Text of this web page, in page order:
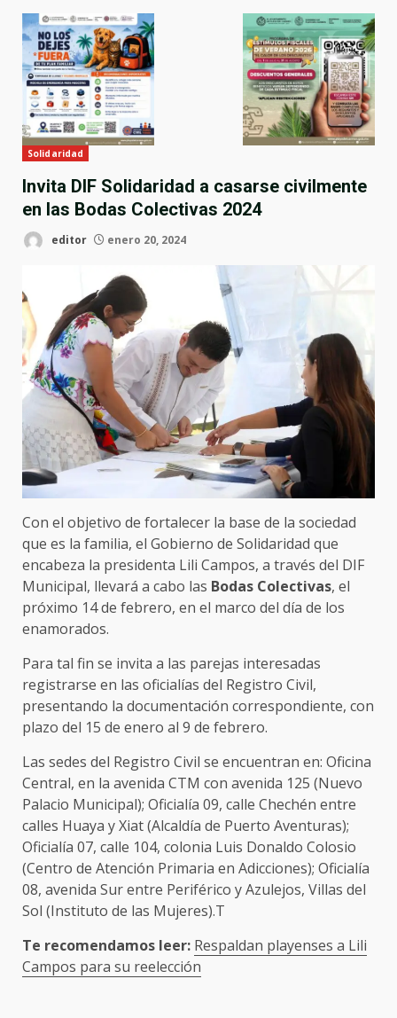
Solidaridad
Invita DIF Solidaridad a casarse civilmente
en las Bodas Colectivas 2024
editor enero 20, 2024
Con el objetivo de fortalecer la base de la sociedad
que es la familia, el Gobierno de Solidaridad que
encabeza la presidenta Lili Campos, a través del DIF
Municipal, llevará a cabo las Bodas Colectivas, el
próximo 14 de febrero, en el marco del día de los
enamorados.
Para tal fin se invita a las parejas interesadas
registrarse en las oficialías del Registro Civil,
presentando la documentación correspondiente, con
plazo del 15 de enero al 9 de febrero.
Las sedes del Registro Civil se encuentran en: Oficina
Central, en la avenida CTM con avenida 125 (Nuevo
Palacio Municipal); Oficialía 09, calle Chechén entre
calles Huaya y Xiat (Alcaldía de Puerto Aventuras);
Oficialía 07, calle 104, colonia Luis Donaldo Colosio
(Centro de Atención Primaria en Adicciones); Oficialía
08, avenida Sur entre Periférico y Azulejos, Villas del
Sol (Instituto de las Mujeres).T
Te recomendamos leer: Respaldan playenses a Lili
Campos para su reelección